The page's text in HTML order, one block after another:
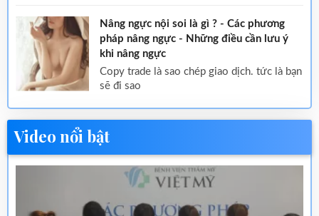
Nâng ngực nội soi là gì ? - Các phương
pháp nâng ngực - Những điều cần lưu ý
khi nâng ngực
copy trade là sao chép giao dịch. tức là bạn
sẽ đi sao
Video nổi bật